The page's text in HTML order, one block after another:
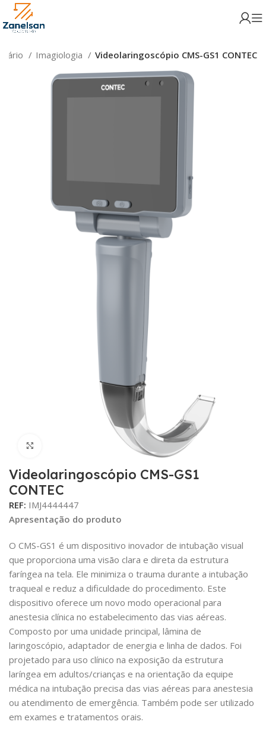
Imagiologia Videolaringoscópio CMS-GS1 CONTEC
Videolaringoscópio CMS-GS1
CONTEC
REF: IMJ4444447
Apresentação do produto
O CMS-GS1 é um dispositivo inovador de intubação visual
que proporciona uma visão clara e direta da estrutura
faríngea na tela. Ele minimiza o trauma durante a intubação
traqueal e reduz a dificuldade do procedimento. Este
dispositivo oferece um novo modo operacional para
anestesia clínica no estabelecimento das vias aéreas.
Composto por uma unidade principal, lâmina de
laringoscópio, adaptador de energia e linha de dados. Foi
projetado para uso clínico na exposição da estrutura
laríngea em adultos/crianças e na orientação da equipe
médica na intubação precisa das vias aéreas para anestesia
ou atendimento de emergência. Também pode ser utilizado
em exames e tratamentos orais.